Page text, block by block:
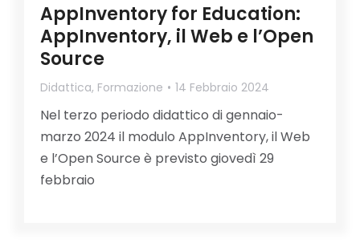
AppInventory for Education:
AppInventory, il Web e l’Open
Source
Didattica, Formazione 14 Febbraio 2024
Nel terzo periodo didattico di gennaio-
marzo 2024 il modulo AppInventory, il Web
e l’Open Source è previsto giovedì 29
febbraio